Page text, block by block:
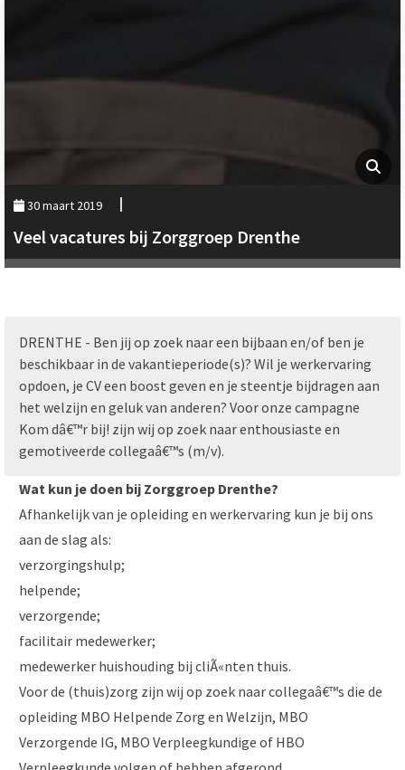
30 maart 2019
Veel vacatures bij Zorggroep Drenthe
DRENTHE - Ben jij op zoek naar een bijbaan en/of ben je
beschikbaar in de vakantieperiode(s)? Wil je werkervaring
opdoen, je CV een boost geven en je steentje bijdragen aan
het welzijn en geluk van anderen? Voor onze campagne
Kom dâ€™r bij! zijn wij op zoek naar enthousiaste en
gemotiveerde collegaâ€™s (m/v).
Wat kun je doen bij Zorggroep Drenthe?
Afhankelijk van je opleiding en werkervaring kun je bij ons
aan de slag als:
verzorgingshulp;
helpende;
verzorgende;
facilitair medewerker;
medewerker huishouding bij cliÃ«nten thuis.
Voor de (thuis)zorg zijn wij op zoek naar collegaâ€™s die de
opleiding MBO Helpende Zorg en Welzijn, MBO
Verzorgende IG, MBO Verpleegkundige of HBO